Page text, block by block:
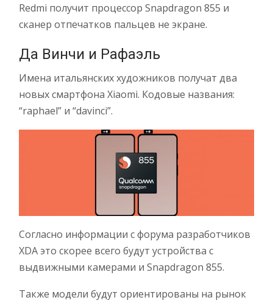
Redmi получит процессор Snapdragon 855 и
сканер отпечатков пальцев не экране.
Да Винчи и Рафаэль
Имена итальянских художников получат два
новых смартфона Xiaomi. Кодовые названия:
“raphael” и “davinci”.
Согласно информации с форума разработчиков
XDA это скорее всего будут устройства с
выдвижными камерами и Snapdragon 855.
Также модели будут ориентированы на рынок